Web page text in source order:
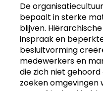
De
bepaalt in sterke
blijven.
inspraak en
besluitvorming
medewerkers en
die zich niet
zoeken